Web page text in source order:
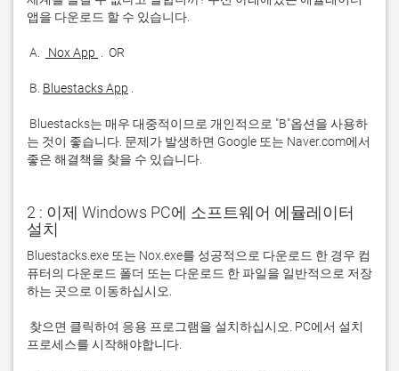
A. Nox App
B. Bluestacks App
는 것이 좋습니다. 문제가 발생하면 Google 또는 Naver.com에서
좋은 해결책을 찾을 수 있습니다.
2 : 이제 Windows PC에 소프트웨어 에뮬레이터
설치
Bluestacks.exe 또는 Nox.exe를 성공적으로 다운로드 한 경우 컴
퓨터의 다운로드 폴더 또는 다운로드 한 파일을 일반적으로 저장